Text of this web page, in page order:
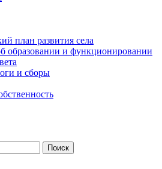
план развития села
образовании и функционировании
и сборы